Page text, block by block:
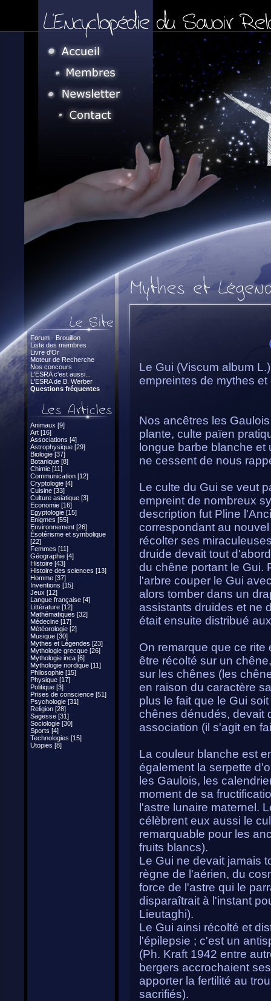
Forum - Brouillon
Liste des membres
Livre d'Or
Moteur de Recherche
Nos concours
L'ESRA c'est aussi...
L'ESRA de B. Werber
Questions fréquentes
Animaux [9]
Art [16]
Associations [4]
Astrophysique [29]
Biologie [37]
Botanique [8]
Chimie [11]
Communication [12]
Cryptologie [4]
Cuisine [33]
Culture asiatique [3]
Economie [16]
Egyptologie [15]
Enigmes [55]
Environnement [26]
Ésotérisme et symbolique
[22]
Femmes [11]
Géographie [4]
Histoire [43]
Histoire des sciences [13]
Homme [37]
Inventions [15]
Jeux [12]
Langue française [4]
Littérature [12]
Mathématiques [32]
Médecine [17]
Météorologie [2]
Musique [30]
Mythes et Légendes [23]
Mythologie grecque [26]
Mythologie inca [6]
Mythologie nordique [11]
Philosophie [15]
Physique [17]
Politique [3]
Prises de conscience [51]
Psychologie [31]
Religion [28]
Sagesse [31]
Sociologie [30]
Sports [4]
Technologies [15]
Utopies [8]
Le Gui (Viscum album
empreintes de mythes
Nos ancêtres les
plante, culte païen
longue barbe blanche
ne cessent de nous
Le culte du Gui se veut
empreint de nombreux
description fut Pline
correspondant au
récolter ses
druide devait tout
du chêne portant le Gui.
l'arbre couper le Gui
alors tomber dans un
assistants druides et ne
était ensuite distribué
On remarque que ce rite
être récolté sur un
sur les chênes (les
en raison du caractère
plus le fait que le Gui
chênes dénudés, devait
association (il s'agit en
La couleur blanche est
également la serpette
les Gaulois, les
moment de sa
l'astre lunaire maternel.
célèbrent eux aussi le
remarquable pour les
fruits blancs).
Le Gui ne devait jamais
règne de l'aérien, du
force de l'astre qui le
disparaîtrait à l'instant
Lieutaghi).
Le Gui ainsi récolté et
l'épilepsie ; c'est un
(Ph. Kraft 1942 entre
bergers accrochaient
apporter la fertilité au
sacrifiés).